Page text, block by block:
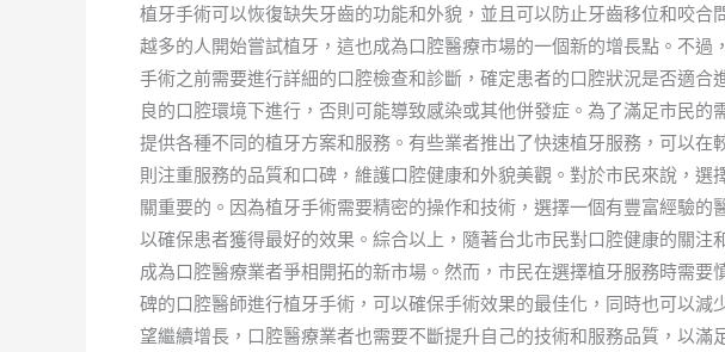
植牙手術可以恢復缺失牙齒的功能和外貌，並且可以防止牙齒移位和咬合
越多的人開始嘗試植牙，這也成為口腔醫療市場的一個新的增長點。不過
手術之前需要進行詳細的口腔檢查和診斷，確定患者的口腔狀況是否適合
良的口腔環境下進行，否則可能導致感染或其他併發症。為了滿足市民的
提供各種不同的植牙方案和服務。有些業者推出了快速植牙服務，可以在
則注重服務的品質和口碑，維護口腔健康和外貌美觀。對於市民來說，選
關重要的。因為植牙手術需要精密的操作和技術，選擇一個有豐富經驗的
以確保患者獲得最好的效果。綜合以上，隨著台北市民對口腔健康的關注
成為口腔醫療業者爭相開拓的新市場。然而，市民在選擇植牙服務時需要
碑的口腔醫師進行植牙手術，可以確保手術效果的最佳化，同時也可以減
望繼續增長，口腔醫療業者也需要不斷提升自己的技術和服務品質，以滿